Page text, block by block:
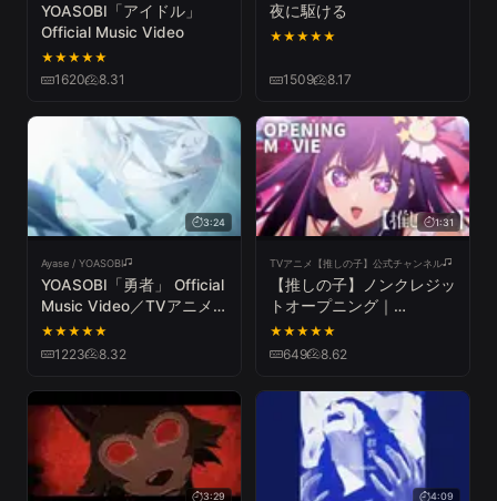
YOASOBI「アイドル」
Official Music Video
★★★★★
1620 8.31
夜に駆ける
★★★★★
1509 8.17
3:24
Ayase / YOASOBI
YOASOBI「勇者」 Official
Music Video／TVアニメ
『葬送のフリーレン』オー
プニングテーマ
★★★★★
1223 8.32
1:31
TVアニメ【推しの子】公式チャンネル
【推しの子】ノンクレジッ
トオープニング｜
YOASOBI「アイドル」
★★★★★
649 8.62
3:29 4:09